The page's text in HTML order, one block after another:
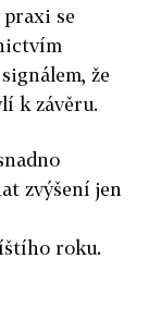
se
že
k závěru.
zvýšení jen
roku.